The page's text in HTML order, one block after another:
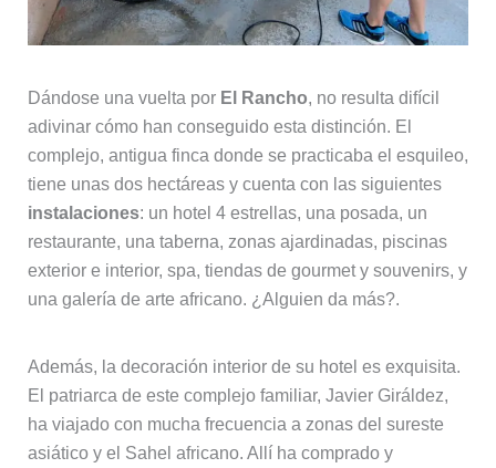
Dándose una vuelta porEl Rancho, no resulta difícil
adivinar cómo han conseguido esta distinción. El
complejo, antigua finca donde se practicaba el esquileo,
tiene unas dos hectáreas y cuenta con las siguientes
instalaciones: un hotel 4 estrellas, una posada, un
restaurante, una taberna, zonas ajardinadas, piscinas
exterior e interior, spa, tiendas de gourmet y souvenirs, y
una galería de arte africano. ¿Alguien da más?.
Además, la decoración interior de su hotel es exquisita.
El patriarca de este complejo familiar, Javier Giráldez,
ha viajado con mucha frecuencia a zonas del sureste
asiático y el Sahel africano. Allí ha comprado y